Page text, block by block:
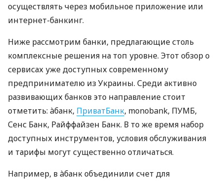
осуществлять через мобильное приложение или
интернет-банкинг.
Ниже рассмотрим банки, предлагающие столь
комплексные решения на топ уровне. Этот обзор о
сервисах уже доступных современному
предпринимателю из Украины. Среди активно
развивающих банков это направление стоит
отметить: àбанк, ПриватБанк, monobank, ПУМБ,
Сенс Банк, Райффайзен Банк. В то же время набор
доступных инструментов, условия обслуживания
и тарифы могут существенно отличаться.
Например, в àбанк объединили счет для